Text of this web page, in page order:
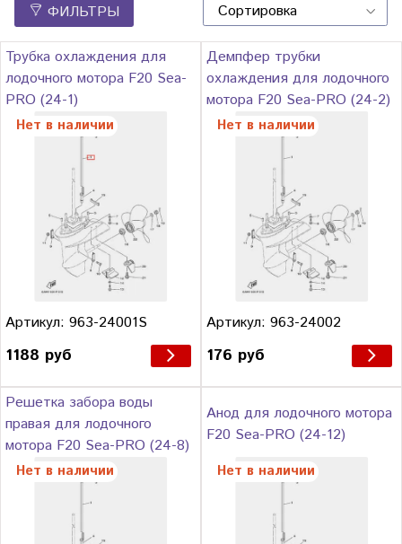
ФИЛЬТРЫ
Трубка охлаждения для
лодочного мотора F20 Sea-
PRO (24-1)
Нет в наличии
Артикул: 963-24001S
1188 руб
Демпфер трубки
охлаждения для лодочного
мотора F20 Sea-PRO (24-2)
Нет в наличии
Артикул: 963-24002
176 руб
Решетка забора воды
правая для лодочного
мотора F20 Sea-PRO (24-8)
Нет в наличии
Анод для лодочного мотора
F20 Sea-PRO (24-12)
Нет в наличии